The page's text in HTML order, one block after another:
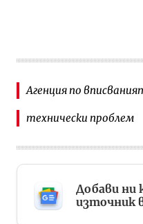
Агенция по
технически проблем
Добави ни
източник